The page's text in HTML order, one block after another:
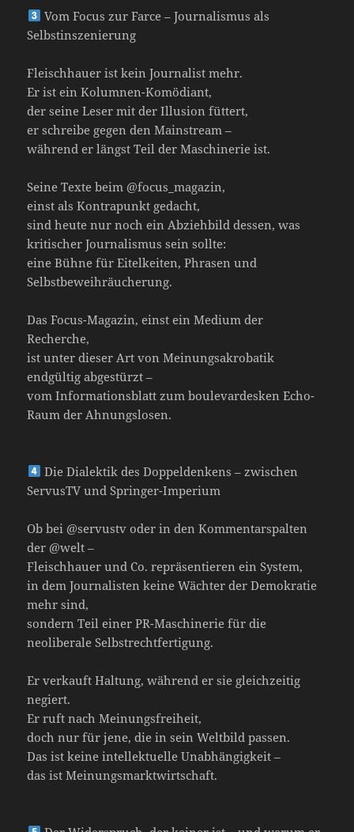
Vom Focus zur Farce – Journalismus als
Selbstinszenierung
Fleischhauer ist kein Journalist mehr.
Er ist ein Kolumnen-Komödiant,
der seine Leser mit der Illusion füttert,
er schreibe gegen den Mainstream –
während er längst Teil der Maschinerie ist.
Seine Texte beim @focus_magazin,
einst als Kontrapunkt gedacht,
sind heute nur noch ein Abziehbild dessen, was
kritischer Journalismus sein sollte:
eine Bühne für Eitelkeiten, Phrasen und
Selbstbeweihräucherung.
Das Focus-Magazin, einst ein Medium der
Recherche,
ist unter dieser Art von Meinungsakrobatik
endgültig abgestürzt –
vom Informationsblatt zum boulevardesken Echo-
Raum der Ahnungslosen.
Die Dialektik des Doppeldenkens – zwischen
ServusTV und Springer-Imperium
Ob bei @servustv oder in den Kommentarspalten
der @welt –
Fleischhauer und Co. repräsentieren ein System,
in dem Journalisten keine Wächter der Demokratie
mehr sind,
sondern Teil einer PR-Maschinerie für die
neoliberale Selbstrechtfertigung.
Er verkauft Haltung, während er sie gleichzeitig
negiert.
Er ruft nach Meinungsfreiheit,
doch nur für jene, die in sein Weltbild passen.
Das ist keine intellektuelle Unabhängigkeit –
das ist Meinungsmarktwirtschaft.